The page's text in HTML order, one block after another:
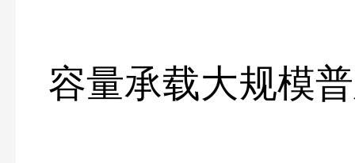
容量承载大规模